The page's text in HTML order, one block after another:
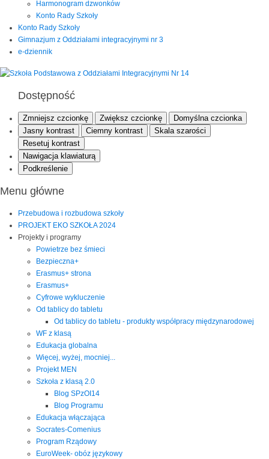
Harmonogram dzwonków
Konto Rady Szkoły
Konto Rady Szkoły
Gimnazjum z Oddziałami integracyjnymi nr 3
e-dziennik
Dostępność
Zmniejsz czcionkę Zwiększ czcionkę
Domyślna czcionka
Jasny kontrast
Ciemny kontrast
Skala szarości
Resetuj kontrast
Nawigacja klawiaturą
Podkreślenie
Menu główne
Przebudowa i rozbudowa szkoły
PROJEKT EKO SZKOŁA 2024
Projekty i programy
Powietrze bez śmieci
Bezpieczna+
Erasmus+ strona
Erasmus+
Cyfrowe wykluczenie
Od tablicy do tabletu
Od tablicy do tabletu - produkty współpracy międzynarodowej
WF z klasą
Edukacja globalna
Więcej, wyżej, mocniej...
Projekt MEN
Szkoła z klasą 2.0
Blog SPzOI14
Blog Programu
Edukacja włączająca
Socrates-Comenius
Program Rządowy
EuroWeek- obóz językowy